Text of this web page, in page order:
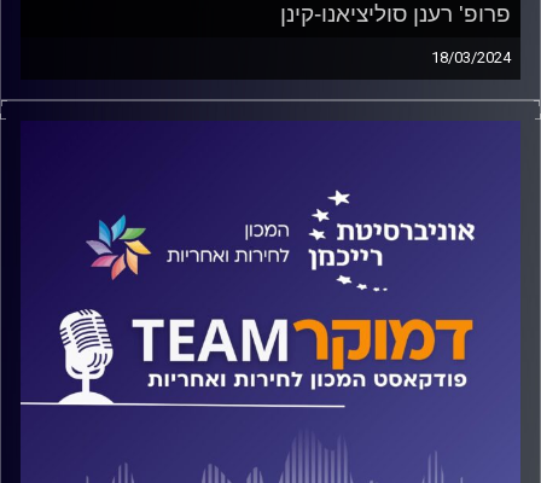
פרופ' רענן סוליציאנו-קינן
18/03/2024
פודקאסט המכון לחירות ואחריות באוניברסיטת רייכמן
זמן לקבל החלטה? על כל אלה ועוד משוחח ד"ר חיים וייצמן
עם פרופ' רענן סוליציאנו-קינן
קרדיט תמונות:המכון לחירות ואחריות